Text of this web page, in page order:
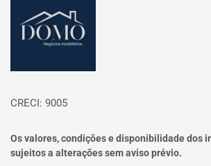
CRECI: 9005
Os valores, condições e disponibilidade dos
sujeitos a alterações sem aviso prévio.